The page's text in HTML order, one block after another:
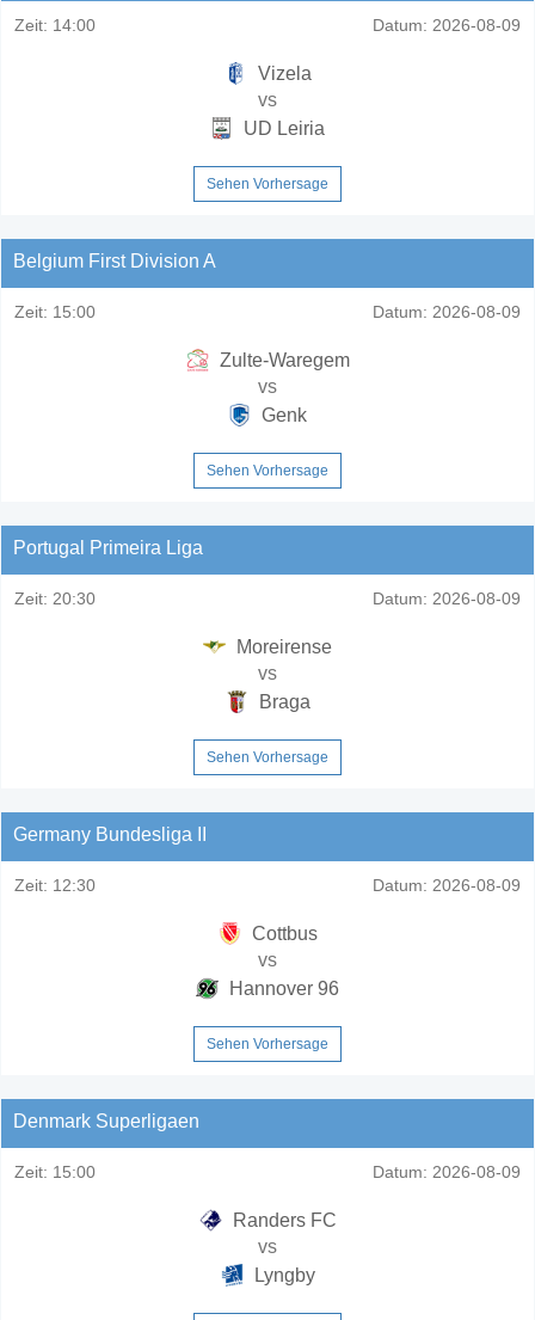
Zeit: 14:00 Datum: 2026-08-09
Vizela
vs
UD Leiria
Sehen Vorhersage
Belgium First Division A
Zeit: 15:00 Datum: 2026-08-09
Zulte-Waregem
vs
Genk
Sehen Vorhersage
Portugal Primeira Liga
Zeit: 20:30 Datum: 2026-08-09
Moreirense
vs
Braga
Sehen Vorhersage
Germany Bundesliga II
Zeit: 12:30 Datum: 2026-08-09
Cottbus
vs
Hannover 96
Sehen Vorhersage
Denmark Superligaen
Zeit: 15:00 Datum: 2026-08-09
Randers FC
vs
Lyngby